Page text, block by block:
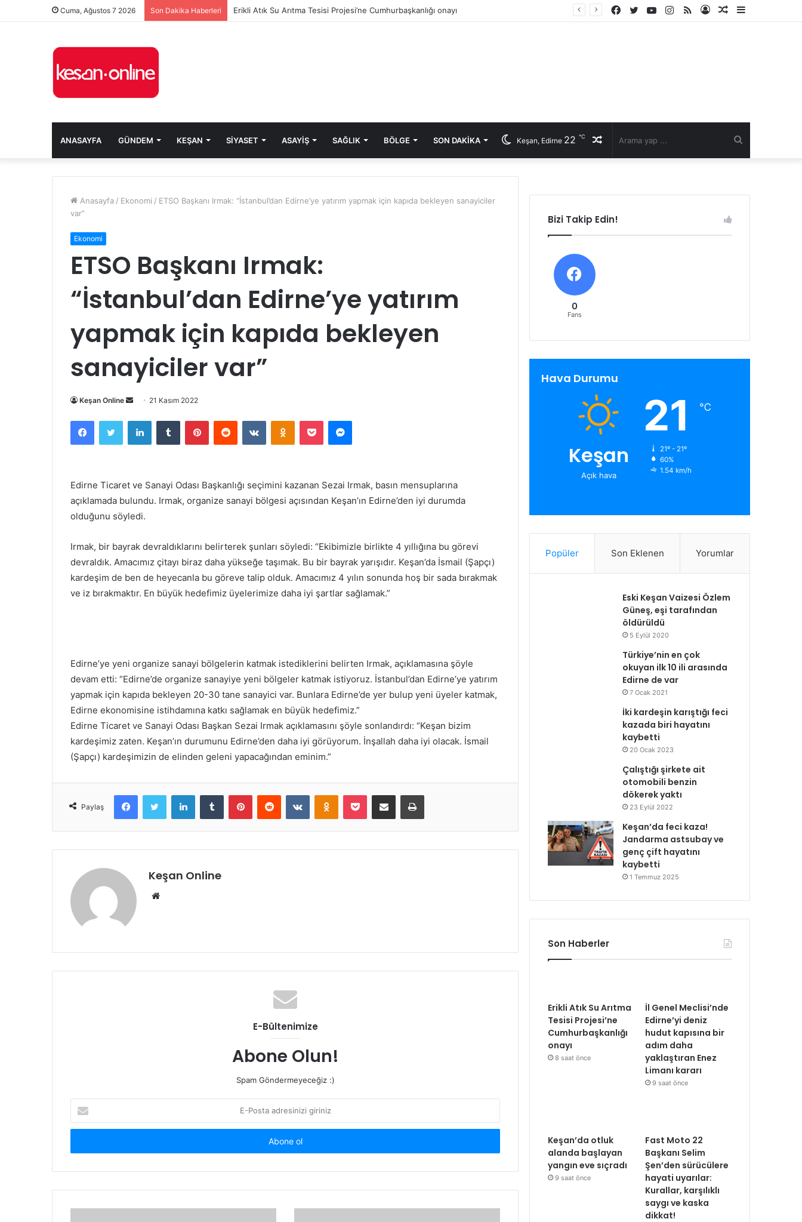
Cuma, Ağustos 7 2026 Son Dakika Haberleri Erikli Atık Su Arıtma Tesisi Projesi’ne Cumhurbaşkanlığı onayı
Kenar
Rastgele
Kayıt
RSS
Instagram
YouTube
Twitter
Facebook
ANASAYFA GÜNDEM KEŞAN SIYASET ASAYIŞ SAĞLIK BÖLGE SON DAKIKA Rastgele
Keşan, Edirne 22 ℃
Anasayfa / Ekonomi / ETSO Başkanı Irmak: “İstanbul’dan Edirne’ye yatırım yapmak için kapıda bekleyen sanayiciler
var”
Ekonomi
ETSO Başkanı Irmak:
“İstanbul’dan Edirne’ye yatırım
yapmak için kapıda bekleyen
sanayiciler var”
Keşan Online
Bir
posta
göndermek
21 Kasım 2022
FacebookTwitter LinkedInTumblr PinterestReddit VKontakteOdnoklassniki
Pocket Messenger
Edirne Ticaret ve Sanayi Odası Başkanlığı seçimini kazanan Sezai Irmak, basın mensuplarına
açıklamada bulundu. Irmak, organize sanayi bölgesi açısından Keşan’ın Edirne’den iyi durumda
olduğunu söyledi.
Irmak, bir bayrak devraldıklarını belirterek şunları söyledi: “Ekibimizle birlikte 4 yıllığına bu görevi
devraldık. Amacımız çitayı biraz daha yükseğe taşımak. Bu bir bayrak yarışıdır. Keşan’da İsmail (Şapçı)
kardeşim de ben de heyecanla bu göreve talip olduk. Amacımız 4 yılın sonunda hoş bir sada bırakmak
ve iz bırakmaktır. En büyük hedefimiz üyelerimize daha iyi şartlar sağlamak.”
Edirne’ye yeni organize sanayi bölgelerin katmak istediklerini belirten Irmak, açıklamasına şöyle
devam etti: “Edirne’de organize sanayiye yeni bölgeler katmak istiyoruz. İstanbul’dan Edirne’ye yatırım
yapmak için kapıda bekleyen 20-30 tane sanayici var. Bunlara Edirne’de yer bulup yeni üyeler katmak,
Edirne ekonomisine istihdamına katkı sağlamak en büyük hedefimiz.”
Edirne Ticaret ve Sanayi Odası Başkan Sezai Irmak açıklamasını şöyle sonlandırdı: “Keşan bizim
kardeşimiz zaten. Keşan’ın durumunu Edirne’den daha iyi görüyorum. İnşallah daha iyi olacak. İsmail
(Şapçı) kardeşimizin de elinden geleni yapacağından eminim.”
Paylaş
FacebookTwitter LinkedInTumblr PinterestReddit VKontakteOdnoklassniki
Pocket E-Posta ile paylaş Yazdır
Keşan Online
Web
E-Bültenimize
Abone Olun!
Spam Göndermeyeceğiz :)
Posta
adresinizi
Bizi Takip Edin!
0
Fans
Hava Durumu
Keşan
Açık hava
21 ℃
21º - 21º
60%
1.54 km/h
Popüler Son Eklenen Yorumlar
Eski Keşan Vaizesi Özlem
Güneş, eşi tarafından
öldürüldü
5 Eylül 2020
Türkiye’nin en çok
okuyan ilk 10 ili arasında
Edirne de var
7 Ocak 2021
İki kardeşin karıştığı feci
kazada biri hayatını
kaybetti
20 Ocak 2023
Çalıştığı şirkete ait
otomobili benzin
dökerek yaktı
23 Eylül 2022
Keşan’da feci kaza!
Jandarma astsubay ve
genç çift hayatını
kaybetti
1 Temmuz 2025
Son Haberler
Erikli Atık Su Arıtma
Tesisi Projesi’ne
Cumhurbaşkanlığı
onayı
8 saat önce
İl Genel Meclisi’nde
Edirne’yi deniz
hudut kapısına bir
adım daha
yaklaştıran Enez
Limanı kararı
9 saat önce
Keşan’da otluk
alanda başlayan
yangın eve sıçradı
9 saat önce
Fast Moto 22
Başkanı Selim
Şen’den sürücülere
hayati uyarılar:
Kurallar, karşılıklı
saygı ve kaska
dikkat!